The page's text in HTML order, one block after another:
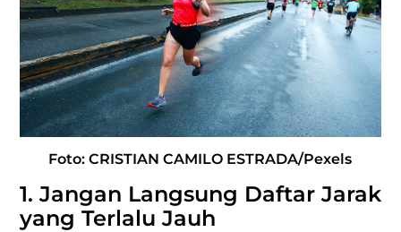
Foto: CRISTIAN CAMILO ESTRADA/Pexels
1. Jangan Langsung Daftar Jarak
yang Terlalu Jauh